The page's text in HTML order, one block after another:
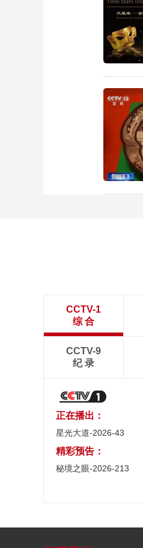
CCTV-1
综 合
CCTV-9
纪 录
正在播出：
星光大道-2026-43
精彩预告：
秘境之眼-2026-213